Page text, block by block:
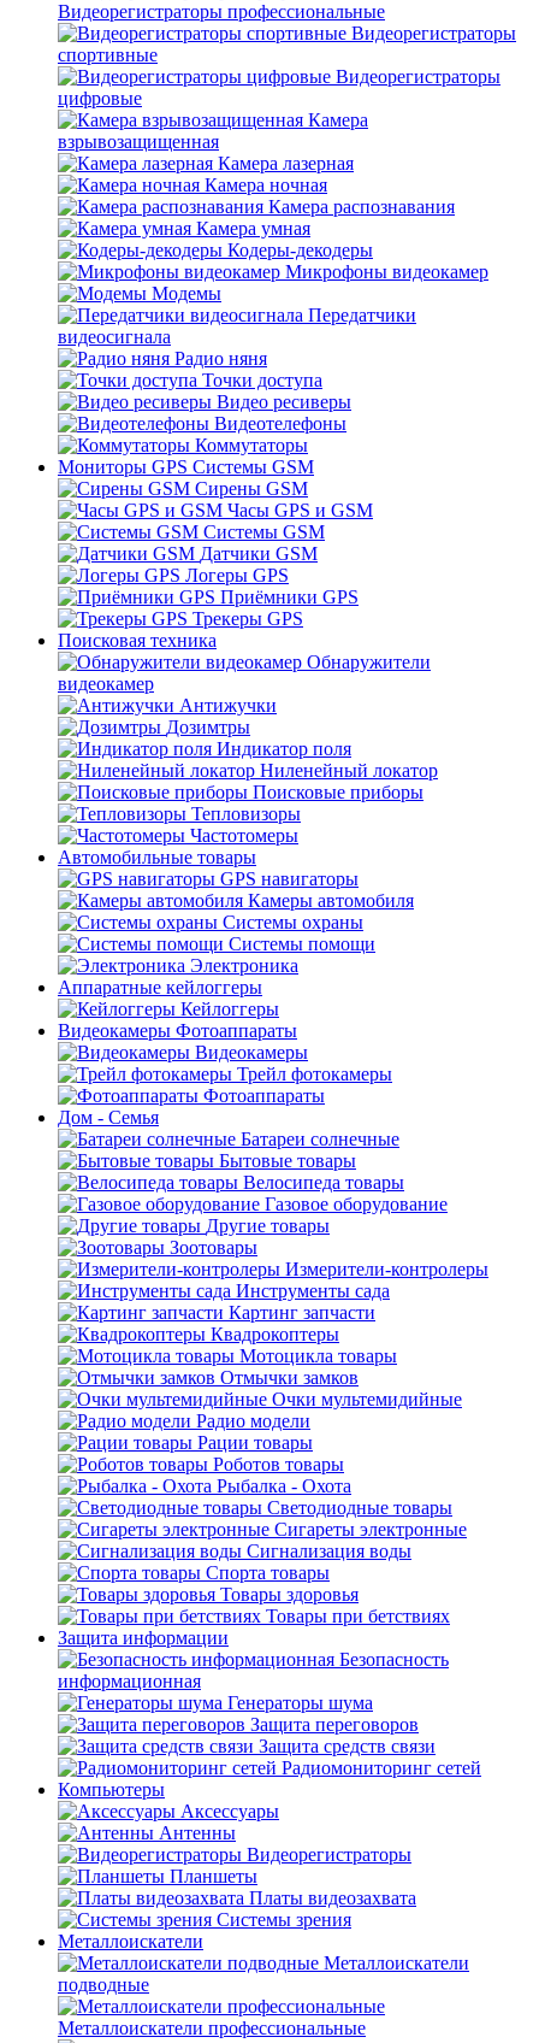
Видеорегистраторы профессиональные
Видеорегистраторы
спортивные
Видеорегистраторы
цифровые
Камера
взрывозащищенная
Камера лазерная
Камера ночная
Камера распознавания
Камера умная
Кодеры-декодеры
Микрофоны видеокамер
Модемы
Передатчики
видеосигнала
Радио няня
Точки доступа
Видео ресиверы
Видеотелефоны
Коммутаторы
Мониторы GPS Системы GSM
Сирены GSM
Часы GPS и GSM
Системы GSM
Датчики GSM
Логеры GPS
Приёмники GPS
Трекеры GPS
Поисковая техника
Обнаружители
видеокамер
Антижучки
Дозимтры
Индикатор поля
Ниленейный локатор
Поисковые приборы
Тепловизоры
Частотомеры
Автомобильные товары
GPS навигаторы
Камеры автомобиля
Системы охраны
Системы помощи
Электроника
Аппаратные кейлоггеры
Кейлоггеры
Видеокамеры Фотоаппараты
Видеокамеры
Трейл фотокамеры
Фотоаппараты
Дом - Семья
Батареи солнечные
Бытовые товары
Велосипеда товары
Газовое оборудование
Другие товары
Зоотовары
Измерители-контролеры
Инструменты сада
Картинг запчасти
Квадрокоптеры
Мотоцикла товары
Отмычки замков
Очки мультемидийные
Радио модели
Рации товары
Роботов товары
Рыбалка - Охота
Светодиодные товары
Сигареты электронные
Сигнализация воды
Спорта товары
Товары здоровья
Товары при бетствиях
Защита информации
Безопасность
информационная
Генераторы шума
Защита переговоров
Защита средств связи
Радиомониторинг сетей
Компьютеры
Аксессуары
Антенны
Видеорегистраторы
Планшеты
Платы видеозахвата
Системы зрения
Металлоискатели
Металлоискатели
подводные
Металлоискатели профессиональные